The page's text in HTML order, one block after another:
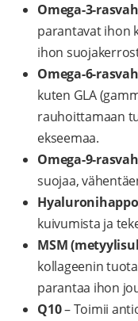
Omega-3-
parantavat ihon
ihon
Omega-6-
kuten GLA
rauhoittamaan
ekseemaa.
Omega-9-
suojaa,
Hyaluronihappo
kuivumista ja
MSM
kollageenin
parantaa ihon
Q10– Toimii